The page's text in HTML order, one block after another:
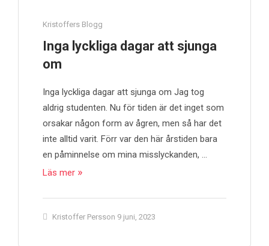
Kristoffers Blogg
Inga lyckliga dagar att sjunga
om
Inga lyckliga dagar att sjunga om Jag tog
aldrig studenten. Nu för tiden är det inget som
orsakar någon form av ågren, men så har det
inte alltid varit. Förr var den här årstiden bara
en påminnelse om mina misslyckanden, …
Läs mer
Kristoffer Persson 9 juni, 2023